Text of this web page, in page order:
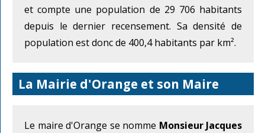
et compte une population de 29 706 habitants
depuis le dernier recensement. Sa densité de
population est donc de 400,4 habitants par km².
La Mairie d'Orange et son Maire
Le maire d'Orange se nomme Monsieur Jacques